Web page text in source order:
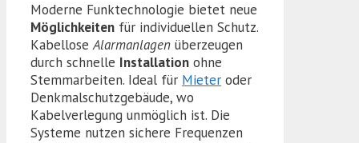
Moderne Funktechnologie bietet neue
Möglichkeiten für individuellen Schutz.
KabelloseAlarmanlagen überzeugen
durch schnelle Installation ohne
Stemmarbeiten. Ideal für Mieter oder
Denkmalschutzgebäude, wo
Kabelverlegung unmöglich ist. Die
Systeme nutzen sichere Frequenzen